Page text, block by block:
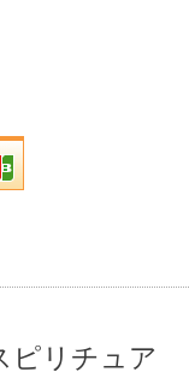
ピリチュア